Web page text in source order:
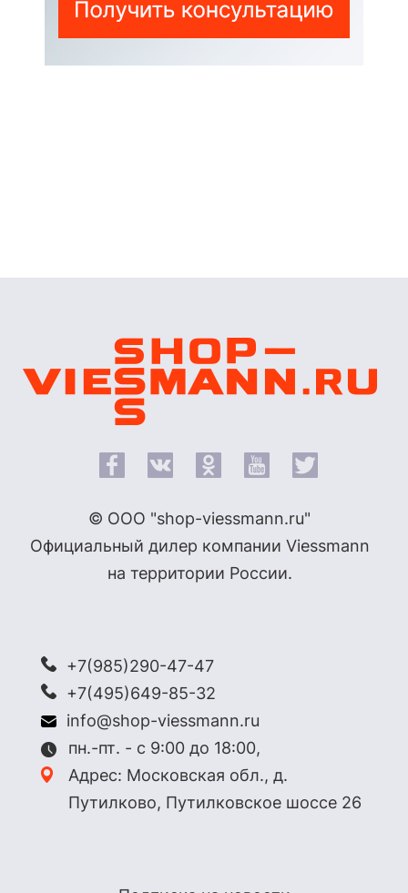
© ООО "shop-viessmann.ru"
Официальный дилер компании Viessmann
на территории России.
+7(985)290-47-47
+7(495)649-85-32
info@shop-viessmann.ru
пн.-пт. - с 9:00 до 18:00,
Адрес: Московская обл., д.
Путилково, Путилковское шоссе 26